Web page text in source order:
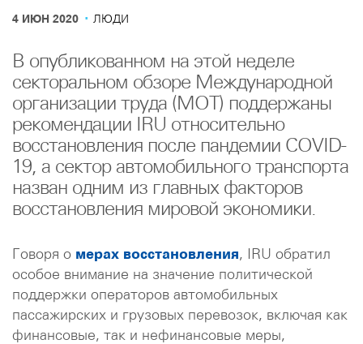
4 ИЮН 2020 · ЛЮДИ
В опубликованном на этой неделе
секторальном обзоре Международной
организации труда (МОТ) поддержаны
рекомендации IRU относительно
восстановления после пандемии COVID-
19, а сектор автомобильного транспорта
назван одним из главных факторов
восстановления мировой экономики.
Говоря о мерах восстановления, IRU обратил
особое внимание на значение политической
поддержки операторов автомобильных
пассажирских и грузовых перевозок, включая как
финансовые, так и нефинансовые меры,